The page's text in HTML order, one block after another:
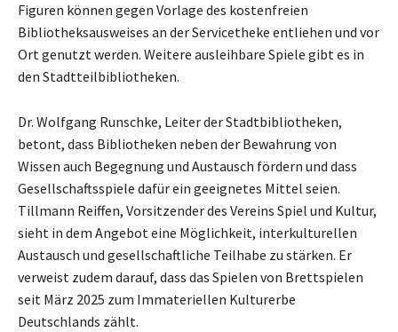
Figuren können gegen Vorlage des kostenfreien
Bibliotheksausweises an der Servicetheke entliehen und vor
Ort genutzt werden. Weitere ausleihbare Spiele gibt es in
den Stadtteilbibliotheken.
Dr. Wolfgang Runschke, Leiter der Stadtbibliotheken,
betont, dass Bibliotheken neben der Bewahrung von
Wissen auch Begegnung und Austausch fördern und dass
Gesellschaftsspiele dafür ein geeignetes Mittel seien.
Tillmann Reiffen, Vorsitzender des Vereins Spiel und Kultur,
sieht in dem Angebot eine Möglichkeit, interkulturellen
Austausch und gesellschaftliche Teilhabe zu stärken. Er
verweist zudem darauf, dass das Spielen von Brettspielen
seit März 2025 zum Immateriellen Kulturerbe
Deutschlands zählt.